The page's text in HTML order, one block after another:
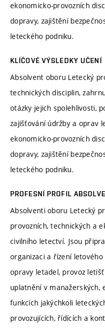
ekonomicko-provozních
dopravy, zajištění
leteckého podniku.
KLÍČOVÉ VÝSLEDKY UČENÍ
Absolvent oboru Letecký
technických disciplin,
otázky jejich spolehlivosti,
zajišťování údržby a oprav
ekonomicko-provozních
dopravy, zajištění
leteckého podniku.
PROFESNÍ PROFIL
Absolventi oboru Letecký
provozních, technických a
civilního letectví. Jsou
organizaci a řízení
opravy letadel, provoz
uplatnění v manažerských,
funkcích jakýchkoli
provozujících, řídících a